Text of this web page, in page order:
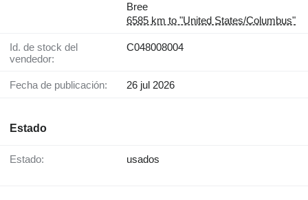
Bree
6585 km to "United States/Columbus"
Id. de stock del
vendedor:
C048008004
Fecha de publicación: 26 jul 2026
Estado
Estado: usados